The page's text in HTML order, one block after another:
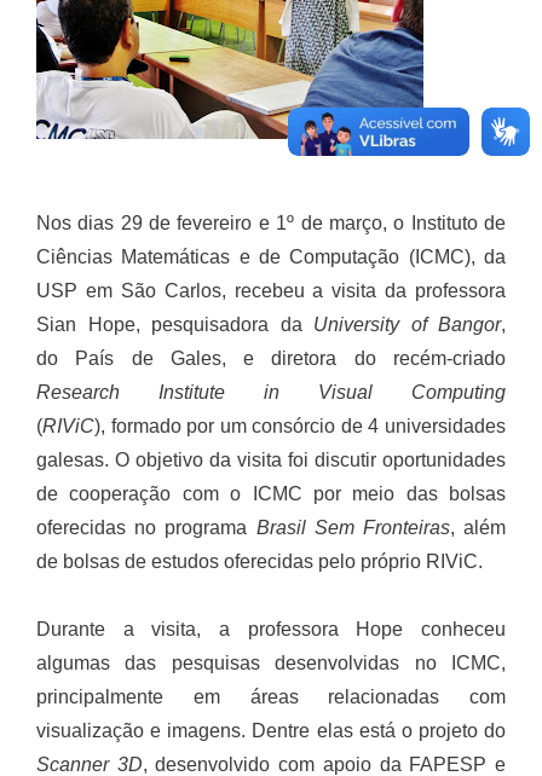
Nos dias 29 de fevereiro e 1º de março, o Instituto de
Ciências Matemáticas e de Computação (ICMC), da
USP em São Carlos, recebeu a visita da professora
Sian Hope, pesquisadora da University of Bangor,
do País de Gales, e diretora do recém-criado
Research Institute in Visual Computing
(RIViC), formado por um consórcio de 4 universidades
galesas. O objetivo da visita foi discutir oportunidades
de cooperação com o ICMC por meio das bolsas
oferecidas no programa Brasil Sem Fronteiras, além
de bolsas de estudos oferecidas pelo próprio RIViC.
Durante a visita, a professora Hope conheceu
algumas das pesquisas desenvolvidas no ICMC,
principalmente em áreas relacionadas com
visualização e imagens. Dentre elas está o projeto do
Scanner 3D, desenvolvido com apoio da FAPESP e